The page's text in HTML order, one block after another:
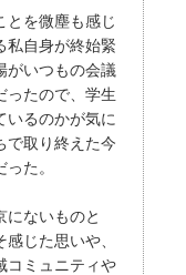
とを微塵も感じ
私自身が終始緊
がいつもの会議
ったので、学生
いるのかが気に
で取り終えた今
た。
にないものと
じた思いや、
コミュニティや